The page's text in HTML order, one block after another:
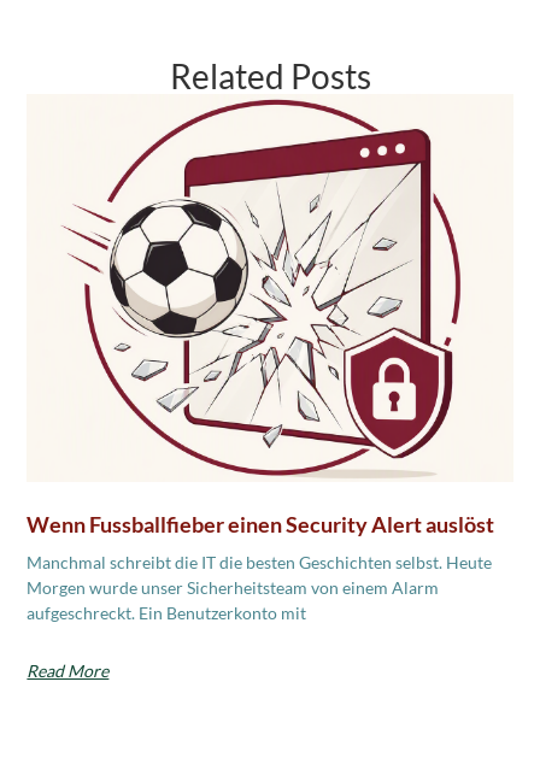
Related Posts
Wenn Fussballfieber einen Security Alert auslöst
Manchmal schreibt die IT die besten Geschichten selbst. Heute
Morgen wurde unser Sicherheitsteam von einem Alarm
aufgeschreckt. Ein Benutzerkonto mit
Read More